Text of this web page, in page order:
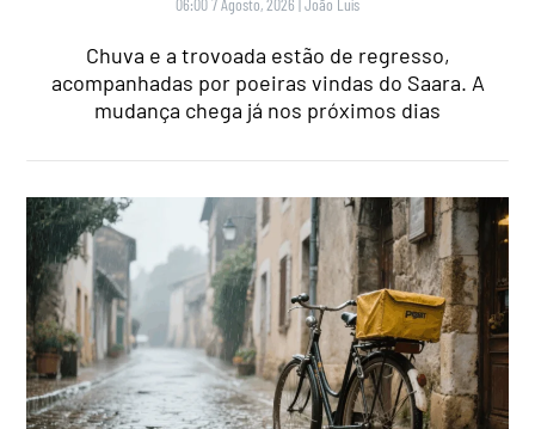
06:00 7 Agosto, 2026 |João Luís
Chuva e a trovoada estão de regresso,
acompanhadas por poeiras vindas do Saara. A
mudança chega já nos próximos dias